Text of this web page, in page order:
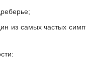
из самых частых